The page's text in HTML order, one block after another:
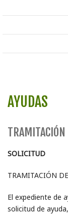
AYUDAS
SOLICITUD
TRAMITACIÓN
El expediente de
solicitud de